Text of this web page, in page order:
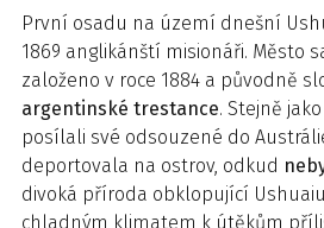
První osadu na území dnešní
1869 anglikánští misionáři. Město
založeno v roce 1884 a původně
argentinské trestance. Stejně
posílali své odsouzené do
deportovala na ostrov, odkud
divoká příroda obklopující
chladným klimatem k útěkům